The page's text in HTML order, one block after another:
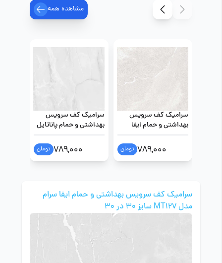
مشاهده همه
سرامیک کف سرویس
بهداشتی و حمام ایفا
سرام مدل ماریکا نقره ای
789,000 تومان
سرامیک کف سرویس
بهداشتی و حمام پاناتایل
مدل سلین نقره ای سایز
789,000 تومان
سرامیک کف سرویس بهداشتی و حمام ایفا سرام
مدل MT127 سایز 30 در 30